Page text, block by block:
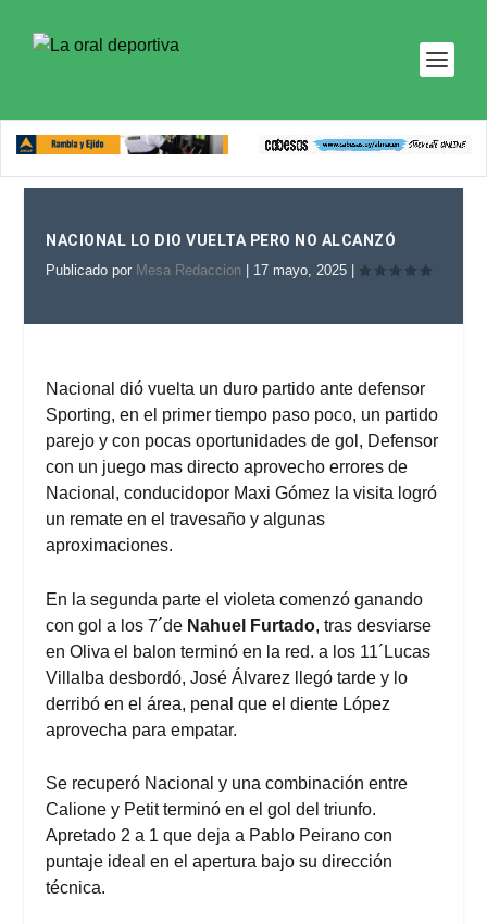
NACIONAL LO DIO VUELTA PERO NO ALCANZÓ
Publicado por Mesa Redaccion 17 mayo, 2025
Nacional dió vuelta un duro partido ante defensor
Sporting, en el primer tiempo paso poco, un partido
parejo y con pocas oportunidades de gol, Defensor
con un juego mas directo aprovecho errores de
Nacional, conducidopor Maxi Gómez la visita logró
un remate en el travesaño y algunas
aproximaciones.
En la segunda parte el violeta comenzó ganando
con gol a los 7´de Nahuel Furtado, tras desviarse
en Oliva el balon terminó en la red. a los 11´Lucas
Villalba desbordó, José Álvarez llegó tarde y lo
derribó en el área, penal que el diente López
aprovecha para empatar.
Se recuperó Nacional y una combinación entre
Calione y Petit terminó en el gol del triunfo.
Apretado 2 a 1 que deja a Pablo Peirano con
puntaje ideal en el apertura bajo su dirección
técnica.